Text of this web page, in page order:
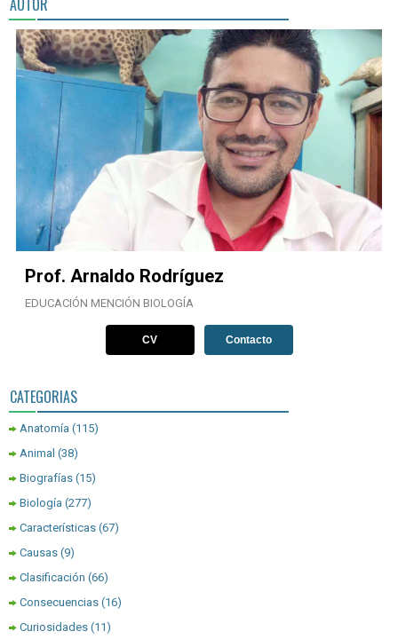
Prof. Arnaldo Rodríguez
EDUCACIÓN MENCIÓN BIOLOGÍA
CV Contacto
CATEGORIAS
Anatomía (115)
Animal (38)
Biografías (15)
Biología (277)
Características (67)
Causas (9)
Clasificación (66)
Consecuencias (16)
Curiosidades (11)